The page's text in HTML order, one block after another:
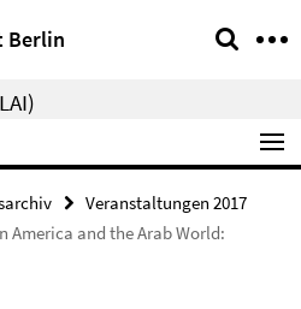
Berlin
Veranstaltungen 2017
America and the Arab World: